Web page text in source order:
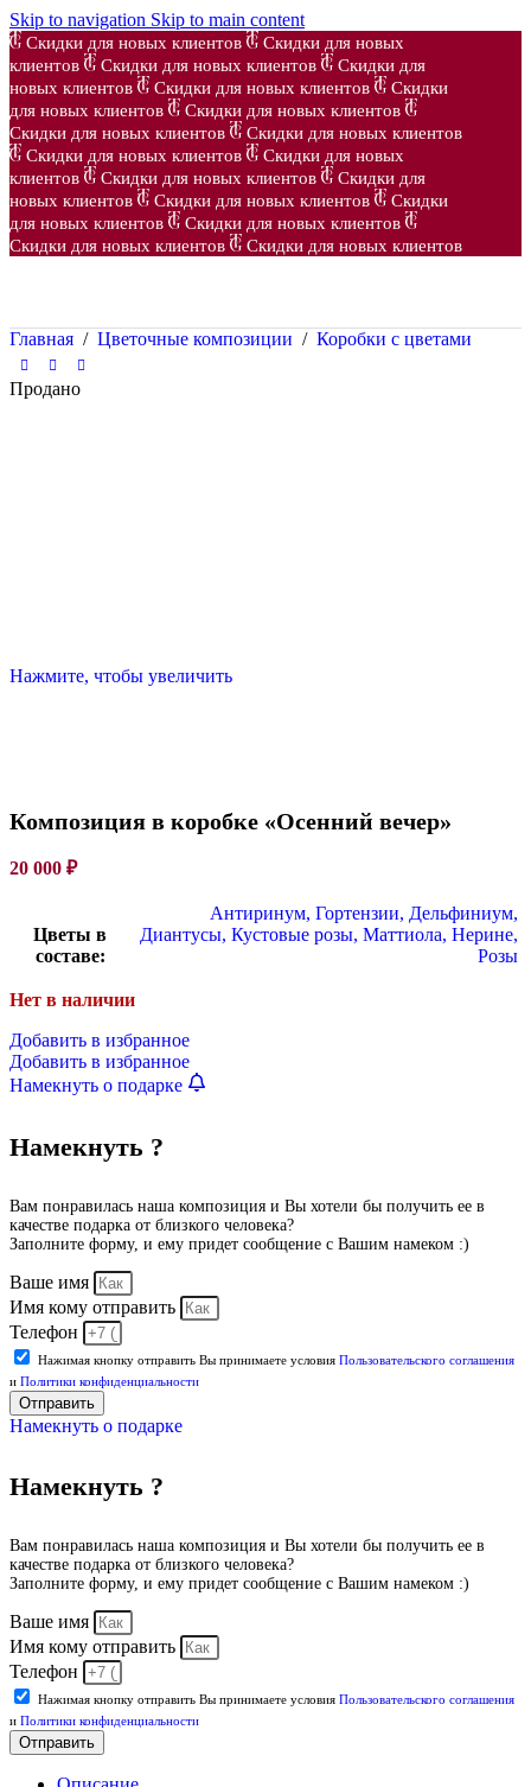
Skip to navigation Skip to main content
Скидки для новых клиентов
Скидки для новых
клиентов
Скидки для новых клиентов
Скидки для
новых клиентов
Скидки для новых клиентов
Скидки
для новых клиентов
Скидки для новых клиентов
Скидки для новых клиентов
Скидки для новых клиентов
Скидки для новых клиентов
Скидки для новых
клиентов
Скидки для новых клиентов
Скидки для
новых клиентов
Скидки для новых клиентов
Скидки
для новых клиентов
Скидки для новых клиентов
Скидки для новых клиентов
Скидки для новых клиентов
Главная / Цветочные композиции / Коробки с цветами
Продано
Нажмите, чтобы увеличить
Композиция в коробке «Осенний вечер»
20 000 ₽
Цветы в
составе:
Антиринум, Гортензии, Дельфиниум,
Диантусы, Кустовые розы, Маттиола, Нерине,
Розы
Нет в наличии
Добавить в избранное
Добавить в избранное
Намекнуть о подарке
Намекнуть ?
Вам понравилась наша композиция и Вы хотели бы получить ее в
качестве подарка от близкого человека?
Заполните форму, и ему придет сообщение с Вашим намеком :)
Ваше имя
Имя кому отправить
Телефон
Нажимая кнопку отправить Вы принимаете условия Пользовательского соглашения
и Политики конфиденциальности
Отправить
Намекнуть о подарке
Намекнуть ?
Вам понравилась наша композиция и Вы хотели бы получить ее в
качестве подарка от близкого человека?
Заполните форму, и ему придет сообщение с Вашим намеком :)
Ваше имя
Имя кому отправить
Телефон
Нажимая кнопку отправить Вы принимаете условия Пользовательского соглашения
и Политики конфиденциальности
Отправить